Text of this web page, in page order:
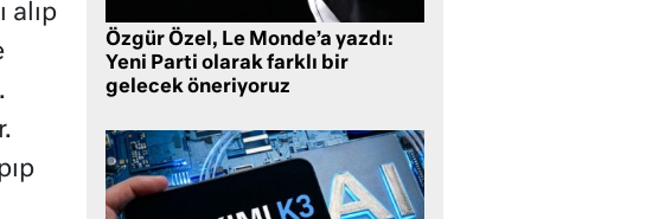
alıp
Özgür Özel, Le Monde’a yazdı:
Yeni Parti olarak farklı bir
gelecek öneriyoruz